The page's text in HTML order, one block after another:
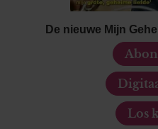
De nieuwe Mijn
Los